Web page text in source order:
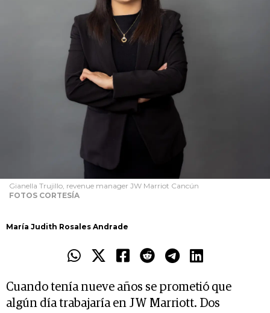
Gianella Trujillo, revenue manager JW Marriot Cancún
FOTOS CORTESÍA
María Judith Rosales Andrade
Cuando tenía nueve años se prometió que
algún día trabajaría en JW Marriott. Dos